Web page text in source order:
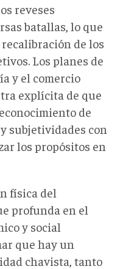
reveses
batallas, lo que
de los
Los planes de
y el comercio
explícita de que
de
subjetividades con
los propósitos en
física del
profunda en el
y social
que hay un
chavista, tanto